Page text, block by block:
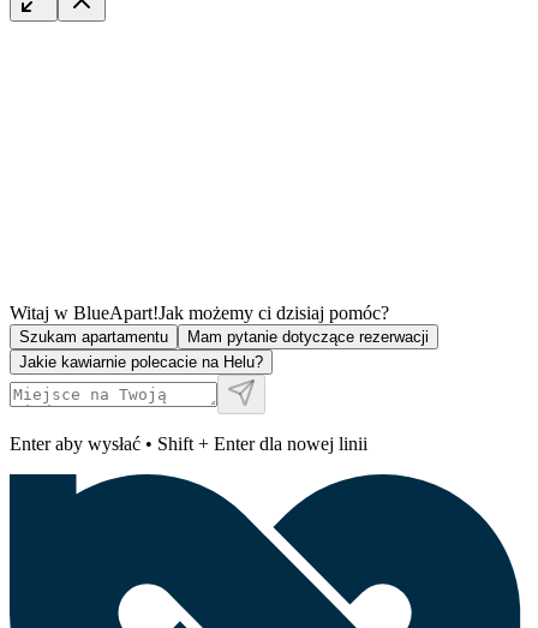
Witaj w BlueApart!Jak możemy ci dzisiaj pomóc?
Szukam apartamentu
Mam pytanie dotyczące rezerwacji
Jakie kawiarnie polecacie na Helu?
Enter aby wysłać • Shift + Enter dla nowej linii